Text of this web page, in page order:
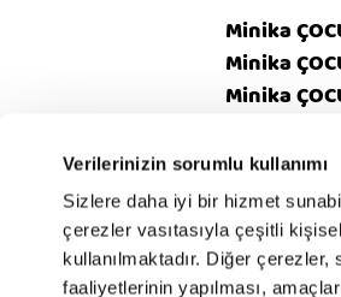
Verilerinizin sorumlu kullanımı
Sizlere daha iyi bir hizmet
çerezler vasıtasıyla çeşitli
kullanılmaktadır. Diğer
faaliyetlerinin yapılması,
Minika
Minika
Minika
Minika
Hakkımızda